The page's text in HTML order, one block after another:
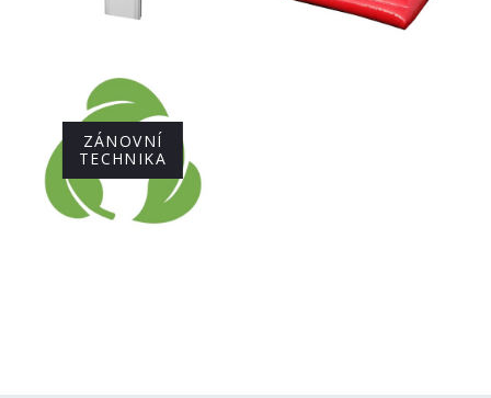
ZÁNOVNÍ
TECHNIKA